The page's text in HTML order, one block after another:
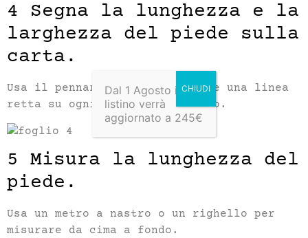
4 Segna la lunghezza e la
larghezza del piede sulla
carta.
Usa il pennarello per disegnare una linea
retta su ogni lato del contorno.
5 Misura la lunghezza del
piede.
Usa un metro a nastro o un righello per
misurare da cima a fondo.
Dal 1 Agosto il
listino verrà
aggiornato a 245€